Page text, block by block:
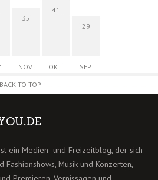
35
NOV.
41
OKT.
29
SEP.
BACK TO TOP
ein Medien- und Freizeitblog, der sich
Fashionshows, Musik und Konzerten,